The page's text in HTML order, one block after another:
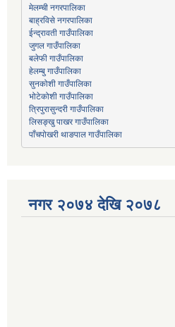
मेलम्ची नगरपालिका
बाह्रविसे नगरपालिका
ईन्द्रावती गाउँपालिका
जुगल गाउँपालिका
बलेफी गाउँपालिका
हेलम्बु गाउँपालिका
सुनकोशी गाउँपालिका
भोटेकोशी गाउँपालिका
त्रिपुरासुन्दरी गाउँपालिका
लिसङ्खु पाखर गाउँपालिका
पाँचपोखरी थाङपाल गाउँपालिका
नगर २०७४ देखि २०७८